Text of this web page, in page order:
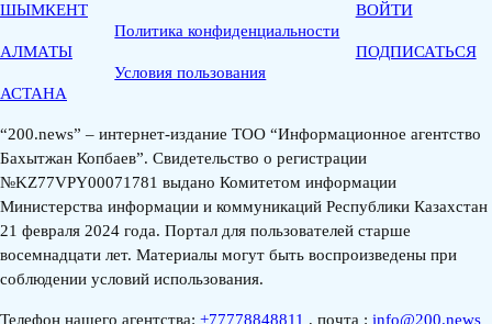
ШЫМКЕНТ
АЛМАТЫ
АСТАНА
Политика конфиденциальности
Условия пользования
ВОЙТИ
ПОДПИСАТЬСЯ
“200.news” – интернет-издание ТОО “Информационное агентство
Бахытжан Копбаев”. Свидетельство о регистрации
№KZ77VPY00071781 выдано Комитетом информации
Министерства информации и коммуникаций Республики Казахстан
21 февраля 2024 года. Портал для пользователей старше
восемнадцати лет. Материалы могут быть воспроизведены при
соблюдении условий использования.
Телефон нашего агентства: +77778848811 , почта : info@200.news